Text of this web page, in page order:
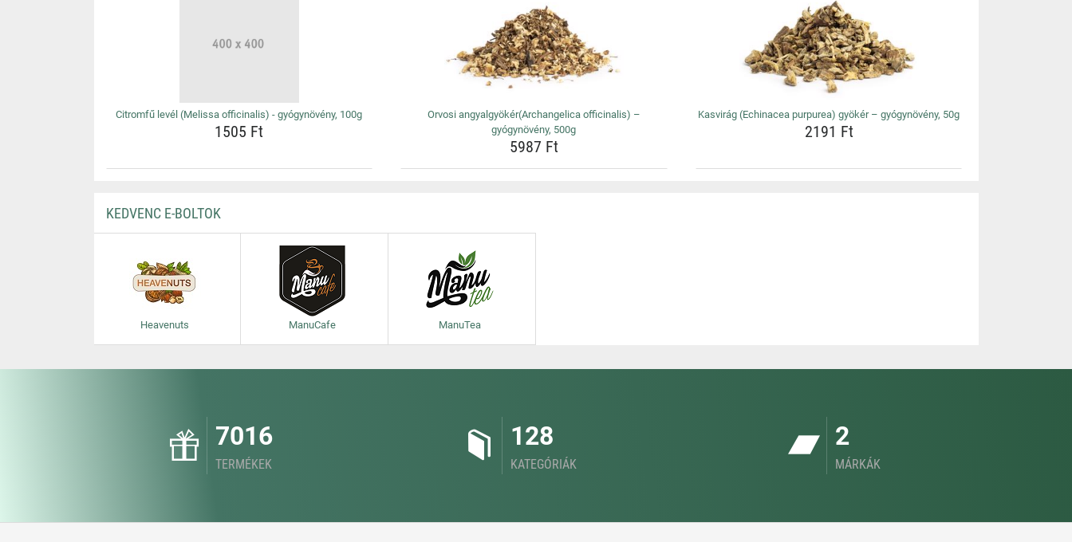
Citromfű levél (Melissa officinalis) - gyógynövény, 100g
1505 Ft
Orvosi angyalgyökér(Archangelica officinalis) –
gyógynövény, 500g
5987 Ft
Kasvirág (Echinacea purpurea) gyökér – gyógynövény, 50g
2191 Ft
KEDVENC E-BOLTOK
Heavenuts ManuCafe ManuTea
7016
TERMÉKEK
128
KATEGÓRIÁK
2
MÁRKÁK